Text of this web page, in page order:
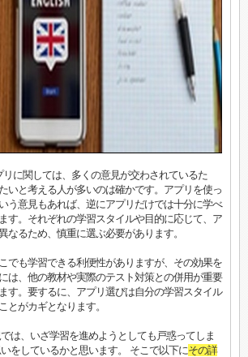
に関しては、多くの意見が交わされているた
いと考える人が多いのは確かです。アプリを使っ
う意見もあれば、逆にアプリだけでは十分に学べ
す。それぞれの学習スタイルや目的に応じて、ア
なるため、慎重に選ぶ必要があります。
でも学習できる利便性がありますが、その効果を
は、他の教材や実際のテスト対策との併用が重要
す。要するに、アプリ選びは自分の学習スタイル
とがカギとなります。
は、いざ学習を進めようとしても戸惑ってしま
をしているかと思います。 そこで以下にその詳